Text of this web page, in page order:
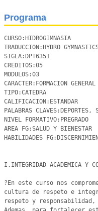
Programa
CURSO:HIDROGIMNASIA
TRADUCCION:HYDRO
SIGLA:DPT6351
CREDITOS:05
MODULOS:03
CARACTER:FORMACION GENERAL
TIPO:CATEDRA
CALIFICACION:ESTANDAR
PALABRAS
NIVEL FORMATIVO:PREGRADO
AREA FG:SALUD Y BIENESTAR
HABILIDADES
I.INTEGRIDAD ACADEMICA Y
?En este curso nos
cultura de respeto e
respeto y